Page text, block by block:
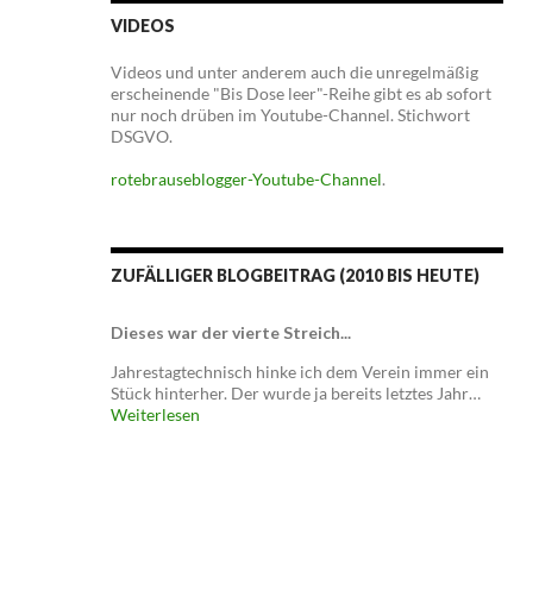
VIDEOS
Videos und unter anderem auch die unregelmäßig
erscheinende "Bis Dose leer"-Reihe gibt es ab sofort
nur noch drüben im Youtube-Channel. Stichwort
DSGVO.
rotebrauseblogger-Youtube-Channel.
ZUFÄLLIGER BLOGBEITRAG (2010 BIS HEUTE)
Dieses war der vierte Streich...
Jahrestagtechnisch hinke ich dem Verein immer ein
Stück hinterher. Der wurde ja bereits letztes Jahr…
Weiterlesen